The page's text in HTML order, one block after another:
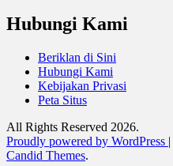
Hubungi Kami
Beriklan di Sini
Hubungi Kami
Kebijakan Privasi
Peta Situs
All Rights Reserved 2026.
Proudly powered by WordPress |
Candid Themes.